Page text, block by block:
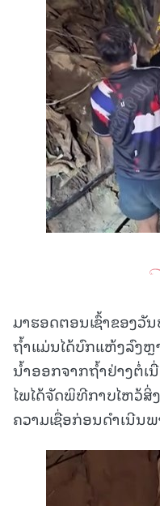
ມາຮອດຕອນເຊົ້າຂອງວັ
ຖໍ້າແມ່ນໄດ້ບົກແຫ້ງລົງ
ນໍ້າອອກຈາກຖໍ້າຢ່າງຕໍ່ເ
ໄພໄດ້ຈັດພິທີກາບໄຫວ້ສິ່
ຄວາມເຊື່ອກ່ອນດຳເນີນ